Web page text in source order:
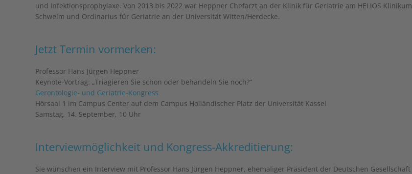
und Infektionsprophylaxe. Von 2013 bis 2022 war Heppner Chefarzt an der Klinik für Geriatrie am HELIOS Klinikum
Schwelm und Ordinarius für Geriatrie an der Universität Witten/Herdecke.
Jetzt Termin vormerken:
Professor Hans Jürgen Heppner
Keynote-Vortrag: „Triagieren Sie schon oder behandeln Sie noch?“
Gerontologie- und Geriatrie-Kongress
Hörsaal 1 im Campus Center auf dem Campus Holländischer Platz der Universität Kassel
Samstag, 14. September, 10 Uhr
Interviewmöglichkeit und Kongress-Akkreditierung:
Sie wünschen ein Interview mit Professor Hans Jürgen Heppner, ehemaliger Präsident der Deutschen Gesellschaft